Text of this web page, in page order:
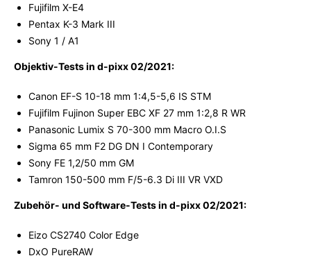
Fujifilm X-E4
Pentax K-3 Mark III
Sony 1 / A1
Objektiv-Tests in d-pixx 02/2021:
Canon EF-S 10-18 mm 1:4,5-5,6 IS STM
Fujifilm Fujinon Super EBC XF 27 mm 1:2,8 R WR
Panasonic Lumix S 70-300 mm Macro O.I.S
Sigma 65 mm F2 DG DN I Contemporary
Sony FE 1,2/50 mm GM
Tamron 150-500 mm F/5-6.3 Di III VR VXD
Zubehör- und Software-Tests in d-pixx 02/2021:
Eizo CS2740 Color Edge
DxO PureRAW